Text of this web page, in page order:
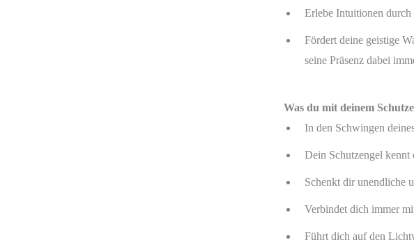
Erlebe Intuitionen durch
Fördert deine geistige
seine Präsenz dabei
Was du mit deinem
In den Schwingen
Dein Schutzengel kennt
Schenkt dir unendliche
Verbindet dich immer
Führt dich auf den